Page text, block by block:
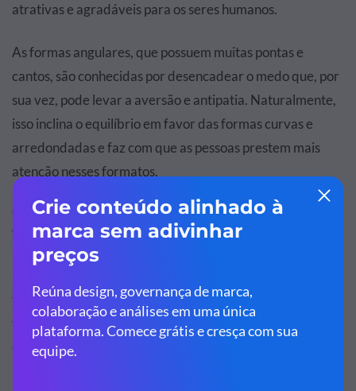
atrativas e agradáveis para os seres humanos.
As formas angulares, que possuem muitas pontas e
cantos, são conhecidas por desencadear o medo que, por
sua vez, pode levar a aversão e antipatia. Naturalmente,
isso inclina o equilíbrio em favor das formas curvas e
arredondadas e faz com que as pessoas prestem mais
atenção nesses formatos.
Os gráfico de rosca são super fáceis de serem
criados.
visualmente divertidos para o seu público, e agora vamos
falar um pouco sobre como eles são incrivelmente fáceis
de serem criados.